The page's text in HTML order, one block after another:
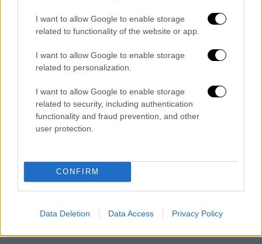
I want to allow Google to enable storage
related to functionality of the website or app.
I want to allow Google to enable storage
related to personalization.
I want to allow Google to enable storage
related to security, including authentication
functionality and fraud prevention, and other
user protection.
CONFIRM
Data Deletion Data Access Privacy Policy
ΟΑΣΑ
λεωφορεία
μάσκα